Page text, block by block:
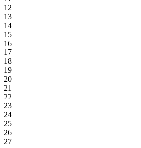
12
13
14
15
16
17
18
19
20
21
22
23
24
25
26
27